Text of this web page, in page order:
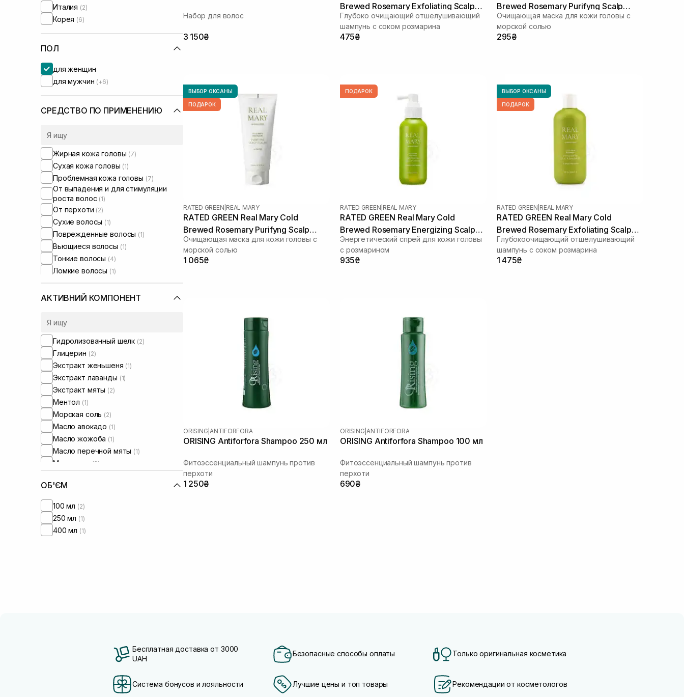
Италия (2)
Корея (6)
ПОЛ
для женщин
для мужчин (+6)
СРЕДСТВО ПО ПРИМЕНЕНИЮ
Жирная кожа головы (7)
Сухая кожа головы (1)
Проблемная кожа головы (7)
От выпадения и для стимуляции
роста волос (1)
От перхоти (2)
Сухие волосы (1)
Поврежденные волосы (1)
Вьющиеся волосы (1)
Тонкие волосы (4)
Ломкие волосы (1)
Для объема волос(2)
Для глубокой очистки(2)
АКТИВНИЙ КОМПОНЕНТ
Гидролизованный шелк (2)
Глицерин (2)
Экстракт женьшеня (1)
Экстракт лаванды (1)
Экстракт мяты (2)
Ментол (1)
Морская соль (2)
Масло авокадо (1)
Масло жожоба (1)
Масло перечной мяты (1)
Масло сои (3)
Розмарин
ОБ'ЄМ
100 мл (2)
250 мл (1)
400 мл (1)
Набор для волос
3 150₴
Brewed Rosemary Exfoliating Scalp
Shampoo 100 мл
Глубоко очищающий отшелушивающий
шампунь с соком розмарина
475₴
Brewed Rosemary Purifyng Scalp
Scaler 50 мл
Очищающая маска для кожи головы с
морской солью
295₴
ВЫБОР ОКСАНЫ
ПОДАРОК
RATED GREEN REAL MARY
RATED GREEN Real Mary Cold
Brewed Rosemary Purifyng Scalp
Scaler 200 мл
Очищающая маска для кожи головы с
морской солью
1 065₴
ПОДАРОК
RATED GREEN REAL MARY
RATED GREEN Real Mary Cold
Brewed Rosemary Energizing Scalp
Spray 120 мл
Энергетический спрей для кожи головы
с розмарином
935₴
ВЫБОР ОКСАНЫ
ПОДАРОК
RATED GREEN REAL MARY
RATED GREEN Real Mary Cold
Brewed Rosemary Exfoliating Scalp
Shampoo 400 ml
Глубокоочищающий отшелушивающий
шампунь с соком розмарина
1 475₴
ORISING ANTIFORFORA
ORISING Antiforfora Shampoo 250 мл
Фитоэссенциальный шампунь против
перхоти
1 250₴
ORISING ANTIFORFORA
ORISING Antiforfora Shampoo 100 мл
Фитоэссенциальный шампунь против
перхоти
690₴
Бесплатная доставка от 3000
UAH
Безопасные способы оплаты Только оригинальная косметика
Система бонусов и лояльности Лучшие цены и топ товары Рекомендации от косметологов